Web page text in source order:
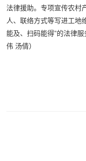
法律援助。专项宣传农村
人、联络方式等写进工地
能及、扫码能得”的法律
伟 汤倩）